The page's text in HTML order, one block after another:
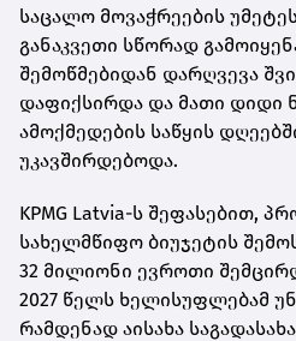
საცალო მოვაჭრეების
განაკვეთი სწორად
შემოწმებიდან დარღვევა
დაფიქსირდა და მათი დიდი
ამოქმედების საწყის
უკავშირდებოდა.
KPMG Latvia-ს შეფასებით,
სახელმწიფო ბიუჯეტის
32 მილიონი ევროთი
2027 წელს ხელისუფლებამ
რამდენად აისახა